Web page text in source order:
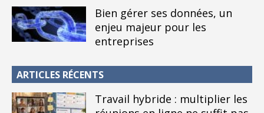
Bien gérer ses données, un
enjeu majeur pour les
entreprises
ARTICLES RÉCENTS
Travail hybride : multiplier les